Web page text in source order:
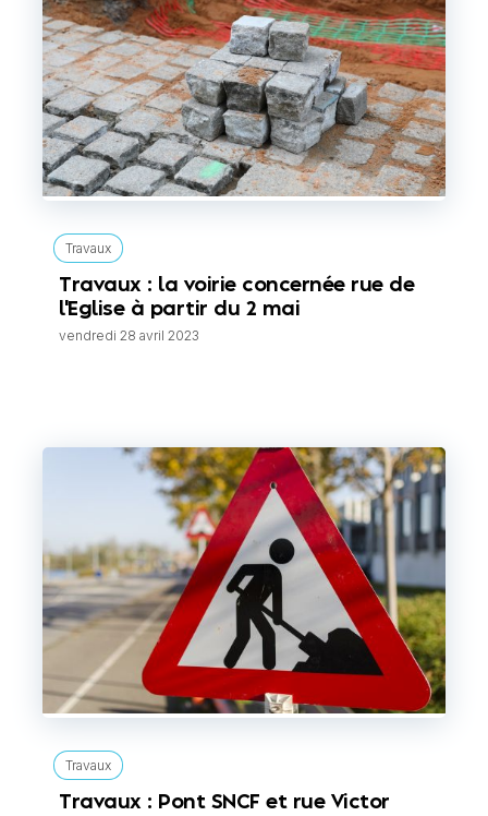
Travaux
Travaux : la voirie concernée rue de
l'Eglise à partir du 2 mai
vendredi 28 avril 2023
Travaux
Travaux : Pont SNCF et rue Victor